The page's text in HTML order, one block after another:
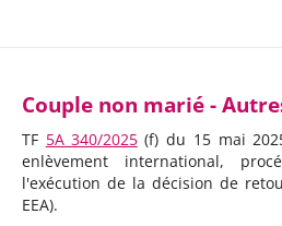
Couple non marié -
TF 5A_340/2025(f) du 15 mai
enlèvement international,
l'exécution de la décision de
EEA).